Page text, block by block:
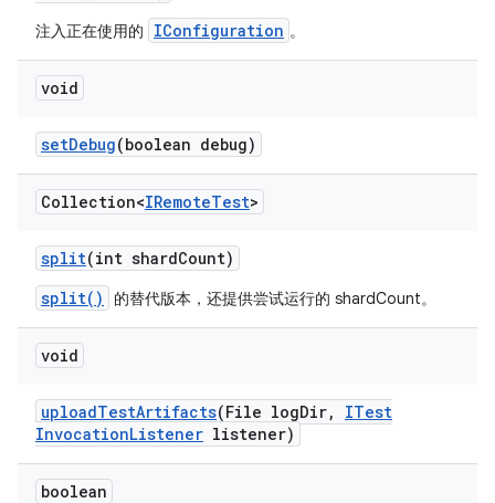
注入正在使用的 IConfiguration 。
void
setDebug(boolean debug)
Collection<IRemoteTest>
split(int shardCount)
split()
的替代版本，还提供尝试运行的 shardCount。
void
uploadTestArtifacts(File logDir,
ITest
InvocationListener listener)
boolean